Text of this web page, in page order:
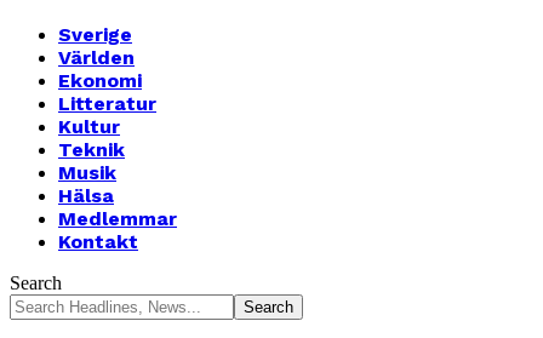
Sverige
Världen
Ekonomi
Litteratur
Kultur
Teknik
Musik
Hälsa
Medlemmar
Kontakt
Search